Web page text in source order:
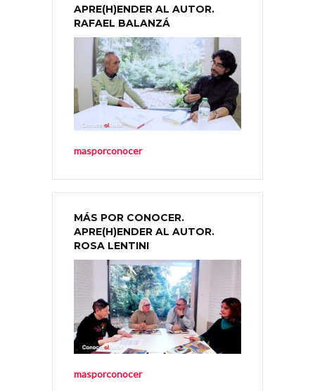
APRE(H)ENDER AL AUTOR.
RAFAEL BALANZÁ
masporconocer
MÁS POR CONOCER.
APRE(H)ENDER AL AUTOR.
ROSA LENTINI
masporconocer